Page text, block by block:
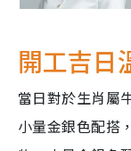
開工吉日
當日對於生肖屬
小量金銀色配搭